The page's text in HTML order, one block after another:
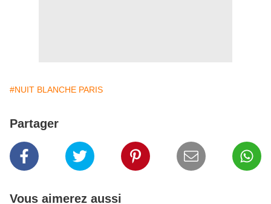
#NUIT BLANCHE PARIS
Partager
Vous aimerez aussi